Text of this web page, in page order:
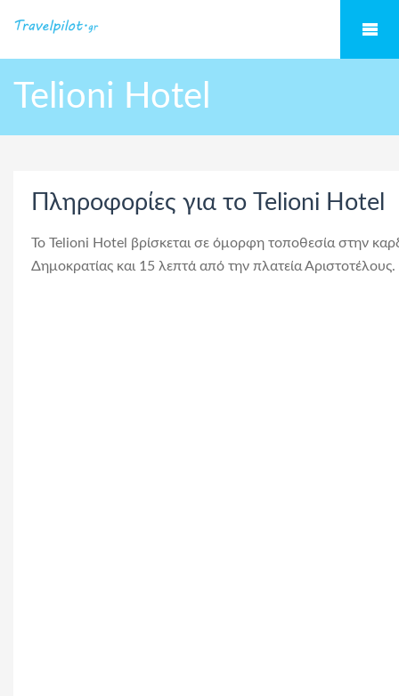
Telioni Hotel
Πληροφορίες για το Telioni Hotel
Το Telioni Hotel βρίσκεται σε όμορφη τοποθεσία στην
Δημοκρατίας και 15 λεπτά από την πλατεία Αριστοτέλους.